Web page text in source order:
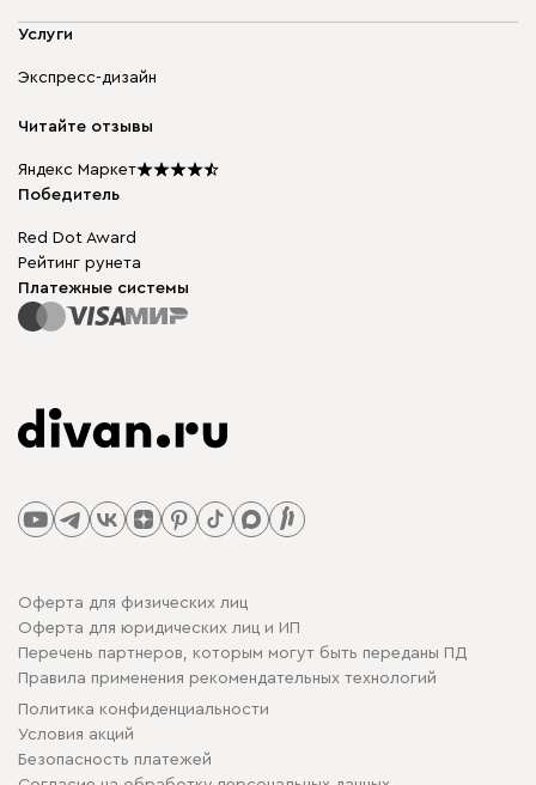
Доставка и оплата
диван.клуб
Подарочные сертификаты
Мы в прессе
Мягкая мебель
Бескаркасная мебель
Столы и стулья
Услуги
Экспресс-дизайн
Читайте отзывы
Яндекс Маркет
Победитель
Red Dot Award
Рейтинг рунета
Платежные системы
Оферта для физических лиц
Оферта для юридических лиц и ИП
Перечень партнеров, которым могут быть переданы ПД
Правила применения рекомендательных технологий
Политика конфиденциальности
Условия акций
Безопасность платежей